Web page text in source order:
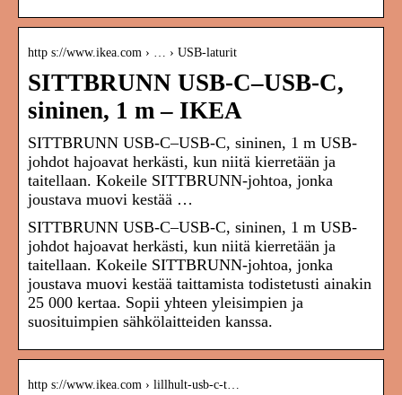
http s://www.ikea.com › … › USB-laturit
SITTBRUNN USB-C–USB-C,
sininen, 1 m – IKEA
SITTBRUNN USB-C–USB-C, sininen, 1 m USB-
johdot hajoavat herkästi, kun niitä kierretään ja
taitellaan. Kokeile SITTBRUNN-johtoa, jonka
joustava muovi kestää …
SITTBRUNN USB-C–USB-C, sininen, 1 m USB-
johdot hajoavat herkästi, kun niitä kierretään ja
taitellaan. Kokeile SITTBRUNN-johtoa, jonka
joustava muovi kestää taittamista todistetusti ainakin
25 000 kertaa. Sopii yhteen yleisimpien ja
suosituimpien sähkölaitteiden kanssa.
http s://www.ikea.com › lillhult-usb-c-t…